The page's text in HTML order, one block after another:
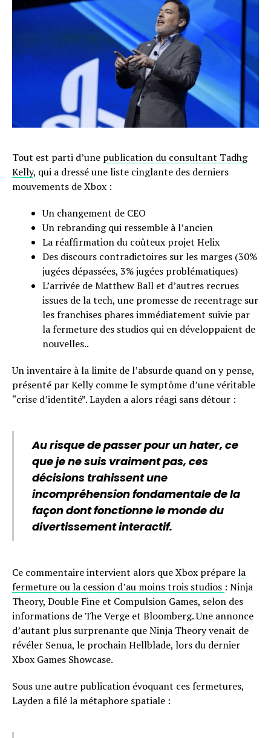
Tout est parti d’une publication du consultant Tadhg
Kelly, qui a dressé une liste cinglante des derniers
mouvements de Xbox :
Un changement de CEO
Un rebranding qui ressemble à l’ancien
La réaffirmation du coûteux projet Helix
Des discours contradictoires sur les marges (30%
jugées dépassées, 3% jugées problématiques)
L’arrivée de Matthew Ball et d’autres recrues
issues de la tech, une promesse de recentrage sur
les franchises phares immédiatement suivie par
la fermeture des studios qui en développaient de
nouvelles..
Un inventaire à la limite de l’absurde quand on y pense,
présenté par Kelly comme le symptôme d’une véritable
“crise d’identité”. Layden a alors réagi sans détour :
Au risque de passer pour un hater, ce
que je ne suis vraiment pas, ces
décisions trahissent une
incompréhension fondamentale de la
façon dont fonctionne le monde du
divertissement interactif.
Ce commentaire intervient alors que Xbox préparela
fermeture ou la cession d’au moins trois studios : Ninja
Theory, Double Fine et Compulsion Games, selon des
informations de The Verge et Bloomberg. Une annonce
d’autant plus surprenante que Ninja Theory venait de
révéler Senua, le prochain Hellblade, lors du dernier
Xbox Games Showcase.
Sous une autre publication évoquant ces fermetures,
Layden a filé la métaphore spatiale :